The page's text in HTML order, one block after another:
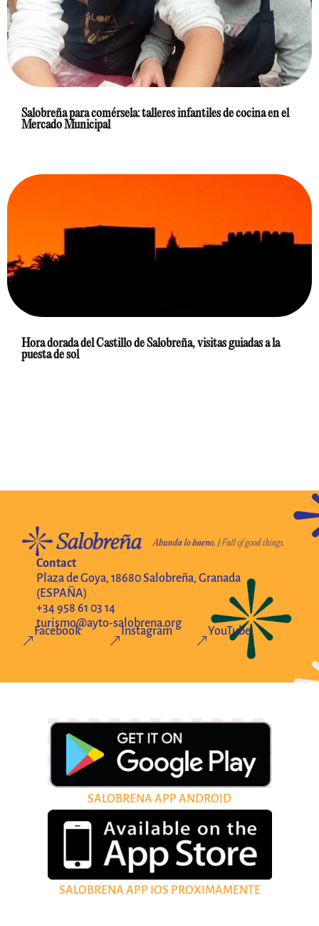
Salobreña para comérsela: talleres infantiles de cocina en el
Mercado Municipal
Hora dorada del Castillo de Salobreña, visitas guiadas a la
puesta de sol
Contact
Plaza de Goya, 18680 Salobreña, Granada
(ESPAÑA)
+34 958 61 03 14
turismo@ayto-salobrena.org
&
Facebook
&
Instagram
&
YouTube
SALOBRENA APP ANDROID
SALOBRENA APP IOS PROXIMAMENTE